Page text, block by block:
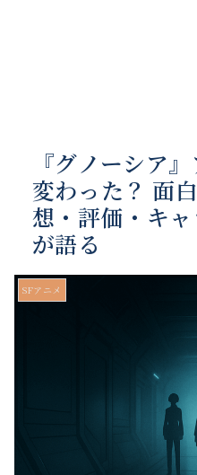
『グノーシア
変わった？ 面
想・評価・キ
が語る
SFアニメ